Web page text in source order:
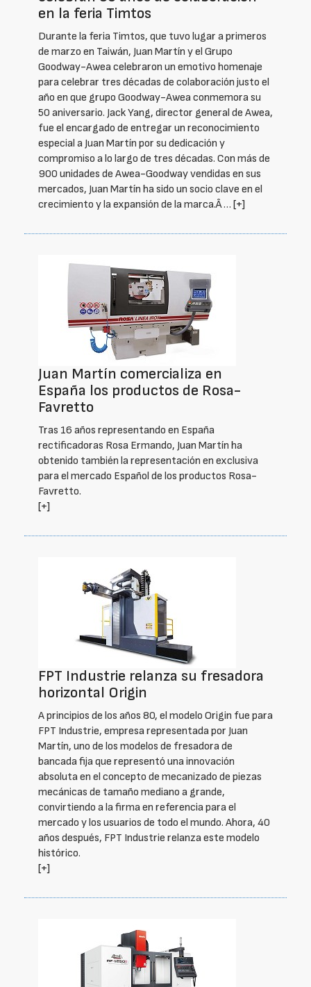
en la feria Timtos
Durante la feria Timtos, que tuvo lugar a primeros
de marzo en Taiwán, Juan Martín y el Grupo
Goodway-Awea celebraron un emotivo homenaje
para celebrar tres décadas de colaboración justo el
año en que grupo Goodway-Awea conmemora su
50 aniversario. Jack Yang, director general de Awea,
fue el encargado de entregar un reconocimiento
especial a Juan Martín por su dedicación y
compromiso a lo largo de tres décadas. Con más de
900 unidades de Awea-Goodway vendidas en sus
mercados, Juan Martín ha sido un socio clave en el
crecimiento y la expansión de la marca.Â … [+]
Juan Martín comercializa en
España los productos de Rosa-
Favretto
Tras 16 años representando en España
rectificadoras Rosa Ermando, Juan Martín ha
obtenido también la representación en exclusiva
para el mercado Español de los productos Rosa-
Favretto.
[+]
FPT Industrie relanza su fresadora
horizontal Origin
A principios de los años 80, el modelo Origin fue para
FPT Industrie, empresa representada por Juan
Martín, uno de los modelos de fresadora de
bancada fija que representó una innovación
absoluta en el concepto de mecanizado de piezas
mecánicas de tamaño mediano a grande,
convirtiendo a la firma en referencia para el
mercado y los usuarios de todo el mundo. Ahora, 40
años después, FPT Industrie relanza este modelo
histórico.
[+]